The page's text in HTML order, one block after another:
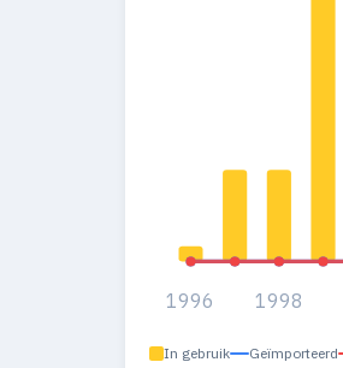
1996 1998
In gebruik Geïmporteerd